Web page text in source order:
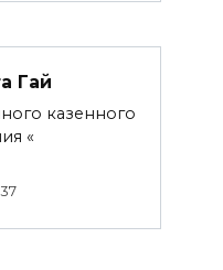
Гай
казенного
«